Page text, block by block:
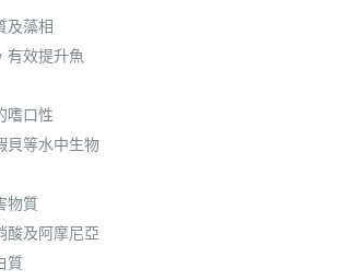
及藻相
有效提升魚
嗜口性
貝等水中生物
物質
酸及阿摩尼亞
質